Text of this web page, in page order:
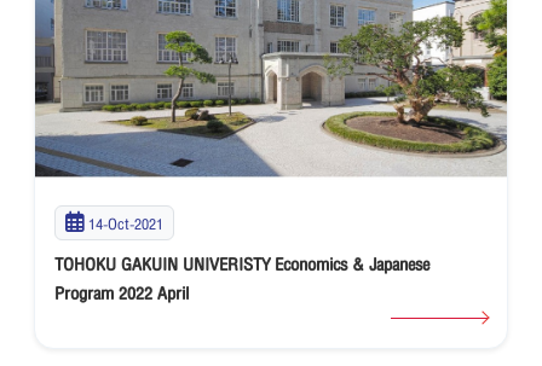
14-Oct-2021
TOHOKU GAKUIN UNIVERISTY Economics & Japanese
Program 2022 April